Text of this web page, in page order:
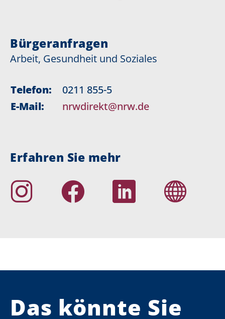
Bürgeranfragen
Arbeit, Gesundheit und Soziales
Telefon:
0211 855-5
E-Mail:
nrwdirekt@nrw.de
Erfahren Sie mehr
Das könnte Sie